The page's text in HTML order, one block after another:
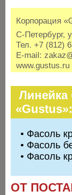
Корпорация
С-Петербург,
Тел. +7 (812)
E-mail:
www.gustus.ru
«Gustus»:
• Фасоль
• Фасоль
• Фасоль
ОТ